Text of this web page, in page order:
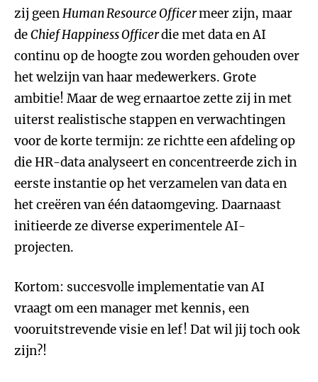
zij geenHuman Resource Officermeer zijn, maar
deChief Happiness Officerdie met data en AI
continu op de hoogte zou worden gehouden over
het welzijn van haar medewerkers. Grote
ambitie! Maar de weg ernaartoe zette zij in met
uiterst realistische stappen en verwachtingen
voor de korte termijn: ze richtte een afdeling op
die HR-data analyseert en concentreerde zich in
eerste instantie op het verzamelen van data en
het creëren van één dataomgeving. Daarnaast
initieerde ze diverse experimentele AI-
projecten.
Kortom: succesvolle implementatie van AI
vraagt om een manager met kennis, een
vooruitstrevende visie en lef! Dat wil jij toch ook
zijn?!